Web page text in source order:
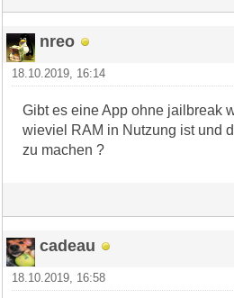
nreo
18.10.2019, 16:14
Gibt es eine App ohne jailbreak
wieviel RAM in Nutzung ist und
zu machen ?
cadeau
18.10.2019, 16:58